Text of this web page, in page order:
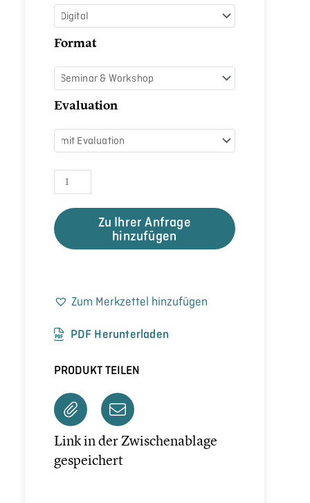
Format
Evaluation
Zu Ihrer Anfrage
hinzufügen
Zum Merkzettel hinzufügen
PDF Herunterladen
PRODUKT TEILEN
Link in der Zwischenablage
gespeichert